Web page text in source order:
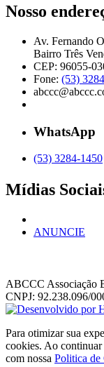
Nosso
Av. Fernando
Bairro Três
CEP: 96055-
Fone: (53)
WhatsApp
(53) 3284-1450
Mídias
ANUNCIE
ABCCC Associação
CNPJ: 92.238.096/
Para otimizar sua
cookies. Ao continuar
com nossa Politica de